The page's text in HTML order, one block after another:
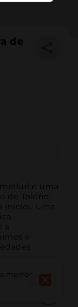
de
é uma
de Toloño.
iniciou uma
a
e
melhor